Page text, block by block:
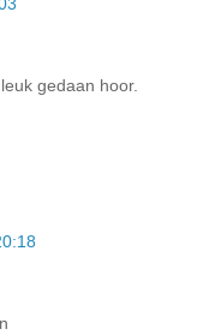
gedaan hoor.